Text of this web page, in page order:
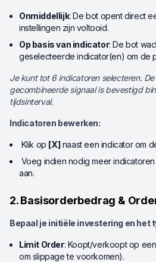
Onmiddellijk: De bot opent direct
instellingen zijn voltooid.
Op basis van indicator: De bot
geselecteerde indicator(en) om de
Je kunt tot 6 indicatoren selecteren.
gecombineerde signaal is bevestigd
tijdsinterval.
Indicatoren bewerken:
Klik op [X] naast een indicator om
Voeg indien nodig meer
aan.
2. Basisorderbedrag &
Bepaal je initiële investering en het
Limit Order: Koopt/verkoopt op
om slippage te voorkomen).